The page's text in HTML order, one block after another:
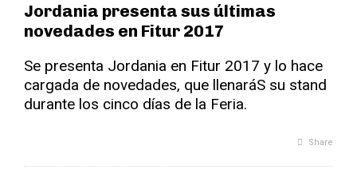
Jordania presenta sus últimas
novedades en Fitur 2017
Se presenta Jordania en Fitur 2017 y lo hace
cargada de novedades, que llenaráS su stand
durante los cinco días de la Feria.
Share